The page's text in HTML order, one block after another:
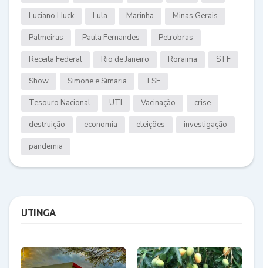
Luciano Huck Lula Marinha Minas Gerais
Palmeiras Paula Fernandes Petrobras
Receita Federal Rio de Janeiro Roraima STF
Show Simone e Simaria TSE
Tesouro Nacional UTI Vacinação crise
destruição economia eleições investigação
pandemia
UTINGA